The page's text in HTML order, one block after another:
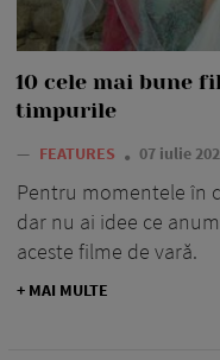
10 cele mai bune
timpurile
— FEATURES 07 iulie
Pentru momentele în
dar nu ai idee ce
aceste filme de vară.
+ MAI MULTE